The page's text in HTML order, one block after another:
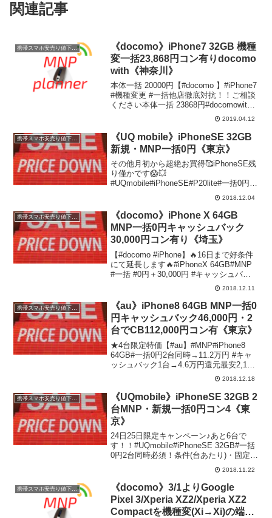
関連記事
携帯スマホ安売り値下げ情報
《docomo》iPhone7 32GB 機種
変一括23,868円コン有りdocomo
with《神奈川》
本体一括 20000円【#docomo 】#iPhone7
#機種変更 #一括他店徹底対抗！！ご相談
ください本体一括 23868円#docomowith
対象＊条件コンテンツ3254円×3端末利用
期間1ヶ月～ＳＰモード、パケット定額#
激安T...
2019.04.12
《UQ mobile》iPhoneSE 32GB
新規・MNP一括0円《東京》
その他月初から超絶お買得🥰iPhoneSE残
り僅かです😱💥
#UQmobile#iPhoneSE#P20lite#一括0円 #
コンテンツ無し#新規 #MNP⚠️上限に達し
次第終了です⚠️⬇️詳細はコチラ⬇️ … … …
テルル八王子ＹＲ店📞04...
2018.12.04
携帯スマホ安売り値下げ情報
《docomo》iPhone X 64GB
MNP一括0円キャッシュバック
30,000円コン有り《埼玉》
【#docomo #iPhone】🔥16日まで好条件
にて延長します🔥#iPhoneX 64GB#MNP
#一括 #0円＋30,000円 #キャッシュバッ
ク#機種変更 103,000円⬇️詳しくは下記ブ
ログにて⬇️テルル #わらび 店℡048...
2018.12.11
《au》iPhone8 64GB MNP一括0
円キャッシュバック46,000円・2
台でCB112,000円コン有《東京》
★4台限定特価【#au】#MNP#iPhone8
64GB#一括0円2台同時→11.2万円 #キャ
ッシュバック1台→4.6万円還元最安2,138
円～/月モバワン #池袋 東口— モバワン
池袋東口0359562705 (@mg_ikebuku...
2018.12.18
《UQmobile》iPhoneSE 32GB 2
台MNP・新規一括0円コン4《東
京》
24日25日限定キャンペーン♪あと6台で
す！！#UQmobile#iPhoneSE 32GB#一括
0円2台同時必須！条件(台あたり)・固定ツ
イート記載オプション・有コン4つ・新
規・MNP（au系列からは除く）#新規
#MNP#モバワン #...
2018.11.22
携帯スマホ安売り値下げ情報
《docomo》3/1よりGoogle
Pixel 3/Xperia XZ2/Xperia XZ2
Compactを機種変(Xi→Xi)の端末